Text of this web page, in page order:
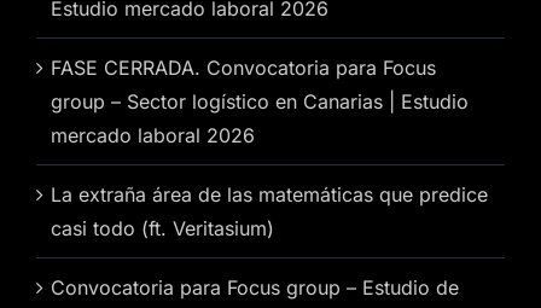
Estudio mercado laboral 2026
FASE CERRADA. Convocatoria para Focus
group – Sector logístico en Canarias | Estudio
mercado laboral 2026
La extraña área de las matemáticas que predice
casi todo (ft. Veritasium)
Convocatoria para Focus group – Estudio de